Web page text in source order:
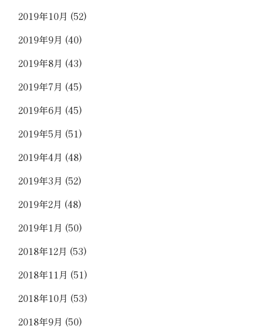
2019年10月 (52)
2019年9月 (40)
2019年8月 (43)
2019年7月 (45)
2019年6月 (45)
2019年5月 (51)
2019年4月 (48)
2019年3月 (52)
2019年2月 (48)
2019年1月 (50)
2018年12月 (53)
2018年11月 (51)
2018年10月 (53)
2018年9月 (50)